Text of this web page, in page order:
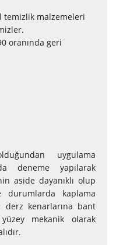
temizlik malzemeleri
oranında geri
uygulama
deneme yapılarak
aside dayanıklı olup
durumlarda kaplama
derz kenarlarına bant
mekanik olarak